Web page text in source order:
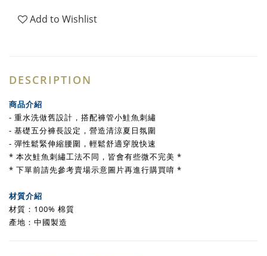
Add to Wishlist
DESCRIPTION
商品介紹
- 重水洗做舊設計，搭配褲管小鮭魚刺繡
- 基礎五分褲長設定，營造清涼夏日氛圍
- 彈性鬆緊伸縮腰圍，輕鬆舒適穿脫快速
* 本次鮭魚刺繡工法不同，皆會有些微不完美 *
* 下單前請先參考賣場示意圖片再進行購買唷 *
材質介紹
材質：100% 棉質
產地：中國製造